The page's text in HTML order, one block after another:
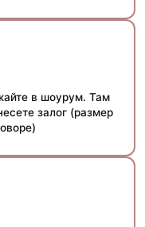
в шоурум. Там
залог (размер